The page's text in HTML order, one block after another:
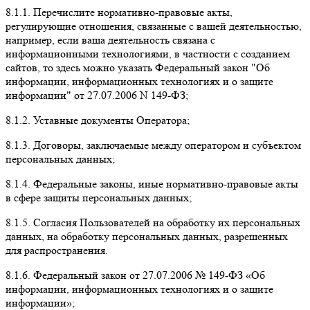
8.1.1. Перечислите нормативно-правовые акты,
регулирующие отношения, связанные с вашей деятельностью,
например, если ваша деятельность связана с
информационными технологиями, в частности с созданием
сайтов, то здесь можно указать Федеральный закон "Об
информации, информационных технологиях и о защите
информации" от 27.07.2006 N 149-ФЗ;
8.1.2. Уставные документы Оператора;
8.1.3. Договоры, заключаемые между оператором и субъектом
персональных данных;
8.1.4. Федеральные законы, иные нормативно-правовые акты
в сфере защиты персональных данных;
8.1.5. Согласия Пользователей на обработку их персональных
данных, на обработку персональных данных, разрешенных
для распространения.
8.1.6. Федеральный закон от 27.07.2006 № 149-ФЗ «Об
информации, информационных технологиях и о защите
информации»;